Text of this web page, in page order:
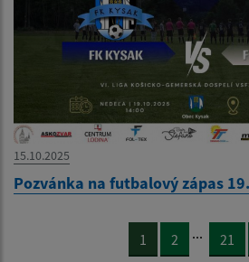
15.10.2025
Pozvánka na futbalový zápas
1 2 ... 21